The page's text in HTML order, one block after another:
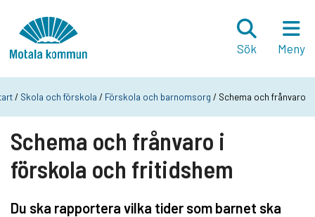
Sök
Meny
/ Skola och förskola / Förskola och barnomsorg / Schema och frånvaro
Schema och frånvaro i
förskola och fritidshem
Du ska rapportera vilka tider som barnet ska